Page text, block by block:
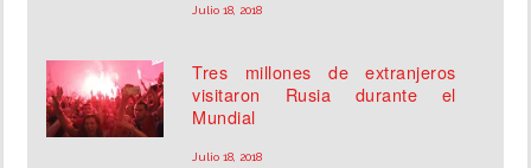
Julio 18, 2018
Tres millones de extranjeros
visitaron Rusia durante el
Mundial
Julio 18, 2018